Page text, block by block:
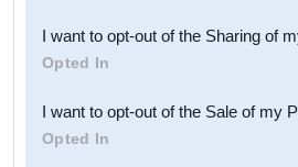
Downstream Participants
third parties.
I want to opt-out of the Sharing of
Opted In
I want to opt-out of the Sale of my
Opted In